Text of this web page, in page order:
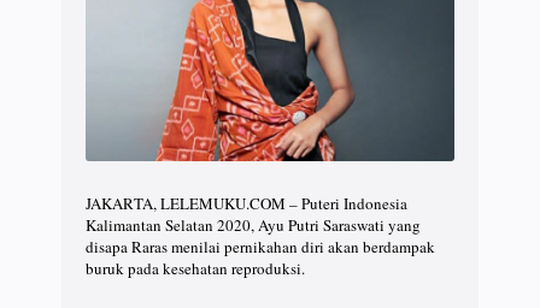
JAKARTA, LELEMUKU.COM – Puteri Indonesia
Kalimantan Selatan 2020, Ayu Putri Saraswati yang
disapa Raras menilai pernikahan diri akan berdampak
buruk pada kesehatan reproduksi.